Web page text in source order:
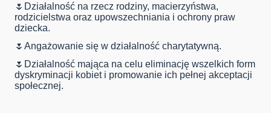
🌷Działalność na rzecz rodziny, macierzyństwa,
rodzicielstwa oraz upowszechniania i ochrony praw
dziecka.
🌷Angażowanie się w działalność charytatywną.
🌷Działalność mająca na celu eliminację wszelkich form
dyskryminacji kobiet i promowanie ich pełnej akceptacji
społecznej.